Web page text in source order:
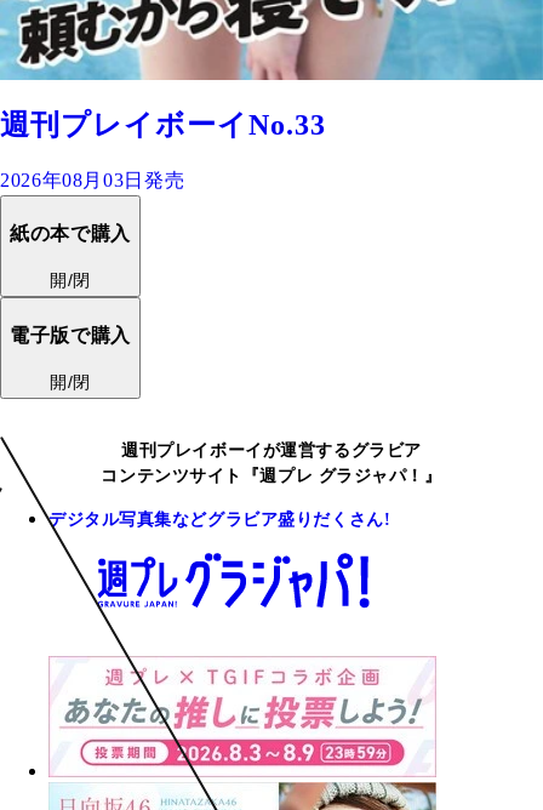
週刊プレイボーイNo.33
2026年08月03日発売
紙の本で購入
開/閉
電子版で購入
開/閉
週刊プレイボーイが運営するグラビア
コンテンツサイト『週プレ グラジャパ！』
デジタル写真集などグラビア盛りだくさん!